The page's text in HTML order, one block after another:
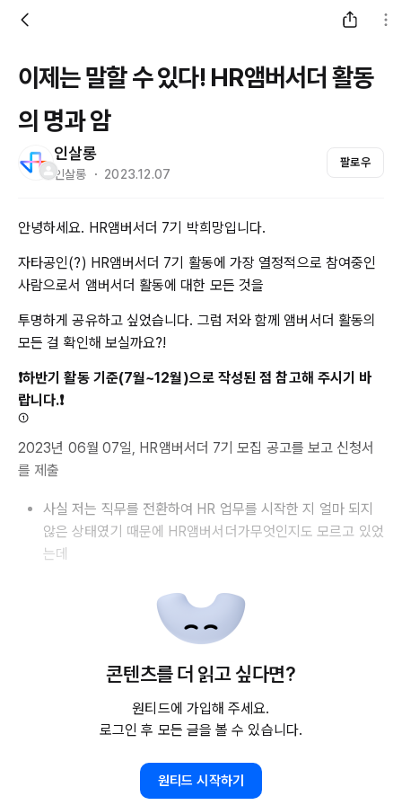
이제는 말할 수 있다! HR앰버서더 활동
의 명과 암
인살롱
인살롱 ・ 2023.12.07
팔로우
안녕하세요. HR앰버서더 7기 박희망입니다.
자타공인(?) HR앰버서더 7기 활동에 가장 열정적으로 참여중인
사람으로서 앰버서더 활동에 대한 모든 것을
투명하게 공유하고 싶었습니다. 그럼 저와 함께 앰버서더 활동의
모든 걸 확인해 보실까요?!
❗하반기 활동 기준(7월~12월)으로 작성된 점 참고해 주시기 바
랍니다.❗
➀
2023년 06월 07일, HR앰버서더 7기 모집 공고를 보고 신청서
를 제출
사실 저는 직무를 전환하여 HR 업무를 시작한 지 얼마 되지
않은 상태였기 때문에 HR앰버서더가무엇인지도 모르고 있었
는데
콘텐츠를 더 읽고 싶다면?
원티드에 가입해 주세요.
로그인 후 모든 글을 볼 수 있습니다.
원티드 시작하기